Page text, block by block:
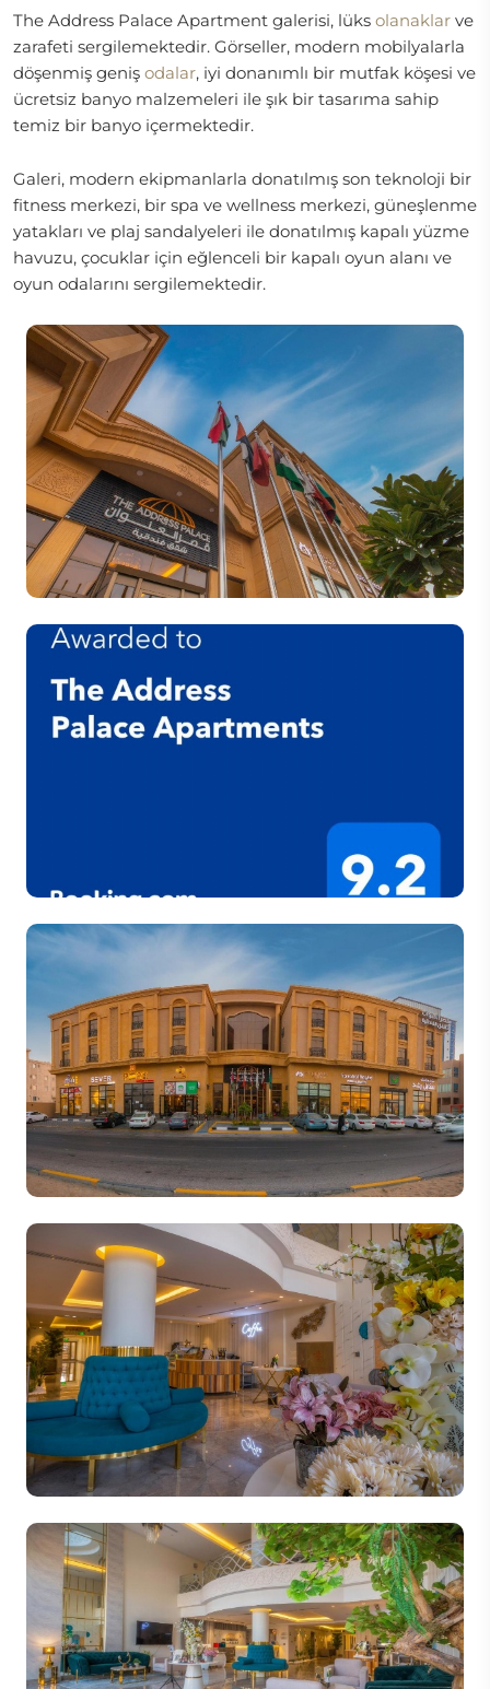
The Address Palace Apartment galerisi, lüks olanaklar ve
zarafeti sergilemektedir. Görseller, modern mobilyalarla
döşenmiş geniş odalar, iyi donanımlı bir mutfak köşesi ve
ücretsiz banyo malzemeleri ile şık bir tasarıma sahip
temiz bir banyo içermektedir.
Galeri, modern ekipmanlarla donatılmış son teknoloji bir
fitness merkezi, bir spa ve wellness merkezi, güneşlenme
yatakları ve plaj sandalyeleri ile donatılmış kapalı yüzme
havuzu, çocuklar için eğlenceli bir kapalı oyun alanı ve
oyun odalarını sergilemektedir.